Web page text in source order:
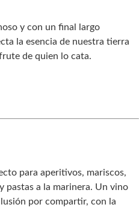
y con un final largo
la esencia de nuestra tierra
de quien lo cata.
para aperitivos, mariscos,
pastas a la marinera. Un vino
por compartir, con la